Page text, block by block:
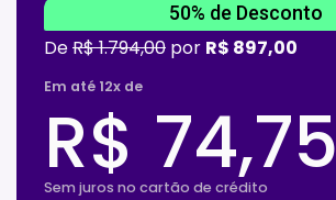
50% de Desconto
DeR$ 1.794,00 por R$ 897,00
Em até 12x de
R$ 74,75
Sem juros no cartão de crédito